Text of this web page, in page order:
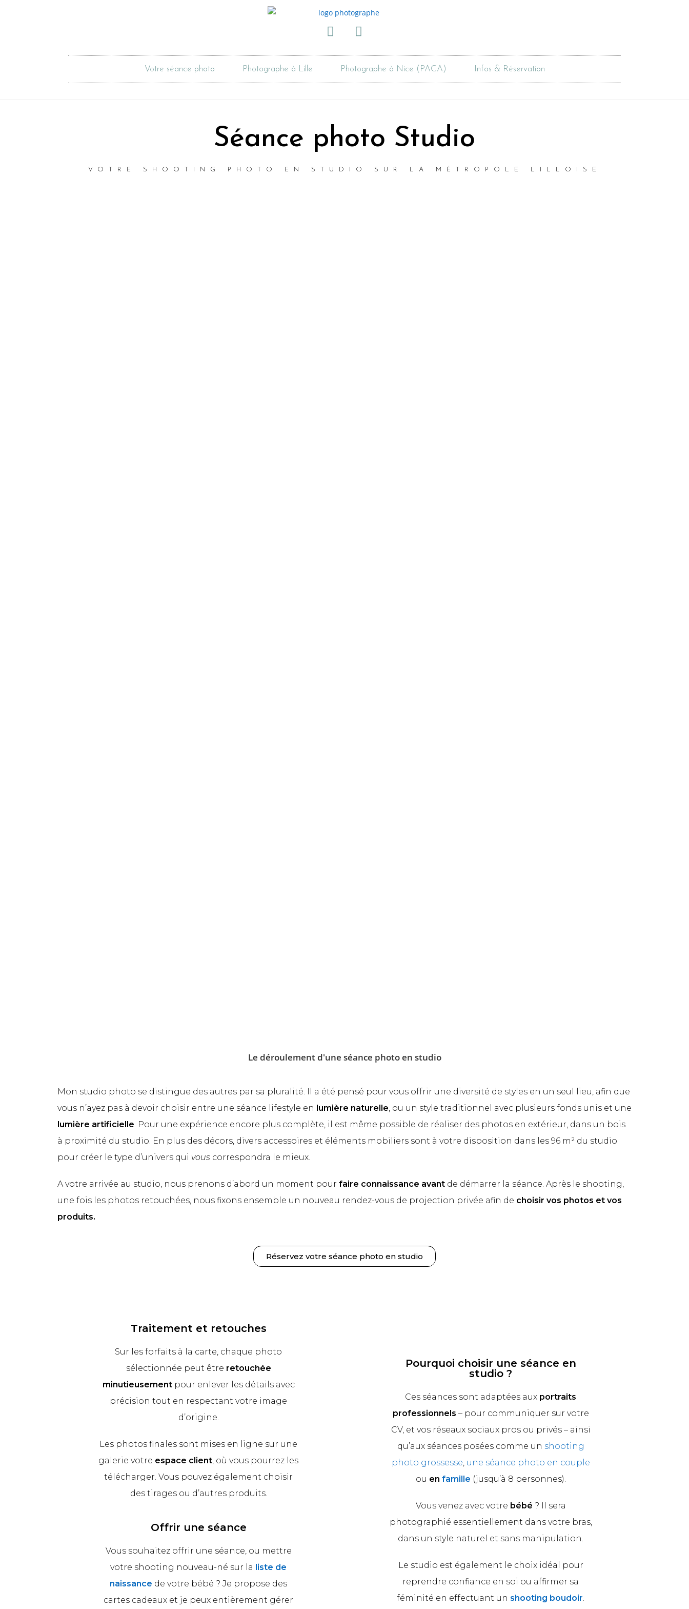
Votre séance photo Photographe à Lille Photographe à Nice (PACA) Infos & Réservation
Séance photo Studio
VOTRE SHOOTING PHOTO EN STUDIO SUR LA MÉTROPOLE LILLOISE
Le déroulement d'une séance photo en studio
Mon studio photo se distingue des autres par sa pluralité. Il a été pensé pour vous offrir une diversité de styles en un seul lieu, afin que
vous n’ayez pas à devoir choisir entre une séance lifestyle en lumière naturelle, ou un style traditionnel avec plusieurs fonds unis et une
lumière artificielle. Pour une expérience encore plus complète, il est même possible de réaliser des photos en extérieur, dans un bois
à proximité du studio. En plus des décors, divers accessoires et éléments mobiliers sont à votre disposition dans les 96 m² du studio
pour créer le type d’univers qui vous correspondra le mieux.
A votre arrivée au studio, nous prenons d’abord un moment pour faire connaissance avant de démarrer la séance. Après le shooting,
une fois les photos retouchées, nous fixons ensemble un nouveau rendez-vous de projection privée afin de choisir vos photos et vos
produits.
Réservez votre séance photo en studio
Traitement et retouches
Sur les forfaits à la carte, chaque photo
sélectionnée peut être retouchée
minutieusementpour enlever les détails avec
précision tout en respectant votre image
d’origine.
Les photos finales sont mises en ligne sur une
galerie votre espace client, où vous pourrez les
télécharger. Vous pouvez également choisir
des tirages ou d’autres produits.
Offrir une séance
Vous souhaitez offrir une séance, ou mettre
votre shooting nouveau-né sur la liste de
naissance de votre bébé ? Je propose des
cartes cadeaux et je peux entièrement gérer
Pourquoi choisir une séance en
studio ?
Ces séances sont adaptées aux portraits
professionnels – pour communiquer sur votre
CV, et vos réseaux sociaux pros ou privés – ainsi
qu’aux séances posées comme un shooting
photo grossesse, une séance photo en couple
ou en famille (jusqu’à 8 personnes).
Vous venez avec votre bébé ? Il sera
photographié essentiellement dans votre bras,
dans un style naturel et sans manipulation.
Le studio est également le choix idéal pour
reprendre confiance en soi ou affirmer sa
féminité en effectuant un shooting boudoir.